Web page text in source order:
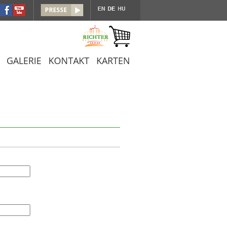
PRESSE
GALERIE KONTAKT KARTEN